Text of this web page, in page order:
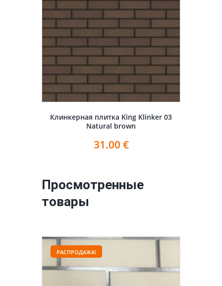
Клинкерная плитка King Klinker 03
Natural brown
31.00 €
Просмотренные
товары
РАСПРОДАЖА!